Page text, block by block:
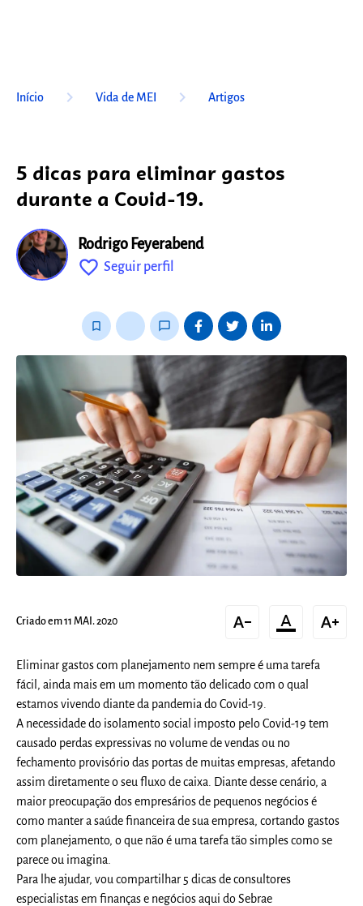
Início keyboard_arrow_right Vida de MEI keyboard_arrow_right Artigos
5 dicas para eliminar gastos
durante a Covid-19.
Rodrigo Feyerabend
favorite_outline Seguir perfil
bookmark_border chat_bubble_outline
Criado em 11 MAI. 2020 text_decrease format_color_text text_increase
Eliminar gastos com planejamento nem sempre é uma tarefa
fácil, ainda mais em um momento tão delicado com o qual
estamos vivendo diante da pandemia do Covid-19.
A necessidade do isolamento social imposto pelo Covid-19 tem
causado perdas expressivas no volume de vendas ou no
fechamento provisório das portas de muitas empresas, afetando
assim diretamente o seu fluxo de caixa. Diante desse cenário, a
maior preocupação dos empresários de pequenos negócios é
como manter a saúde financeira de sua empresa, cortando gastos
com planejamento, o que não é uma tarefa tão simples como se
parece ou imagina.
Para lhe ajudar, vou compartilhar 5 dicas de consultores
especialistas em finanças e negócios aqui do Sebrae